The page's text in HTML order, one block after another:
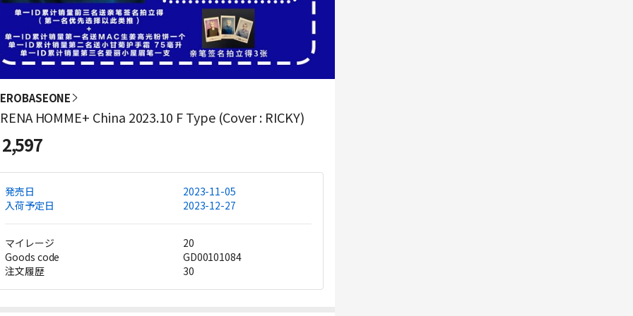
HOMME+ China 2023.10 F Type (Cover : RICKY)
2,597
発売日
2023-11-05
入荷予定日
2023-12-27
マイレージ
20
Goods code
GD00101084
注文履歴
30